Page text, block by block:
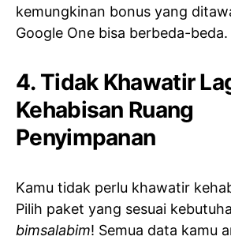
kemungkinan bonus yang
Google One bisa berbeda-beda.
4. Tidak Khawatir
Kehabisan Ruang
Penyimpanan
Kamu tidak perlu khawatir
Pilih paket yang sesuai
bimsalabim! Semua data kamu